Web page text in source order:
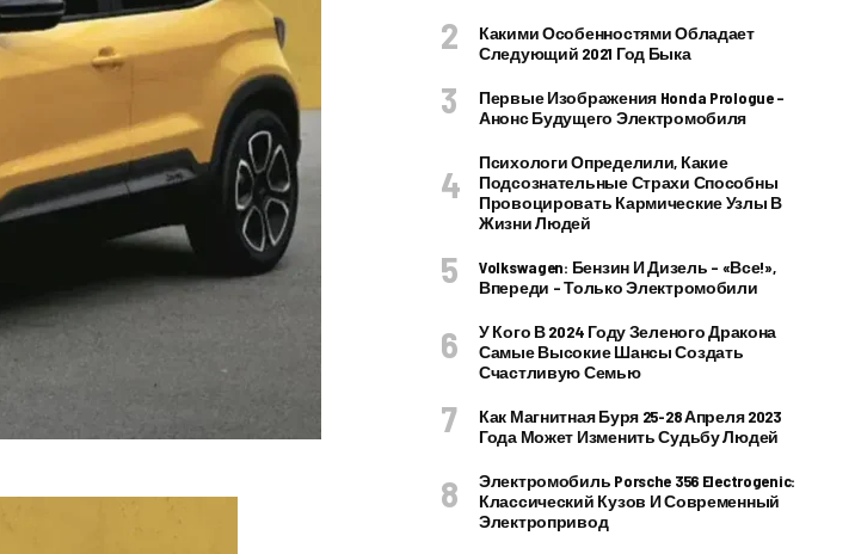
Какими Особенностями Обладает
Следующий 2021 Год Быка
Первые Изображения Honda Prologue –
Анонс Будущего Электромобиля
Психологи Определили, Какие
Подсознательные Страхи Способны
Провоцировать Кармические Узлы В
Жизни Людей
Volkswagen: Бензин И Дизель – «все!»,
Впереди – Только Электромобили
У Кого В 2024 Году Зеленого Дракона
Самые Высокие Шансы Создать
Счастливую Семью
Как Магнитная Буря 25-28 Апреля 2023
Года Может Изменить Судьбу Людей
Электромобиль Porsche 356 Electrogenic:
Классический Кузов И Современный
Электропривод